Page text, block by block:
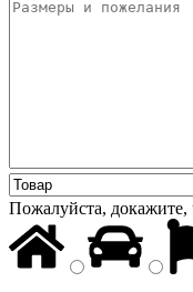
Пожалуйста, докажите,